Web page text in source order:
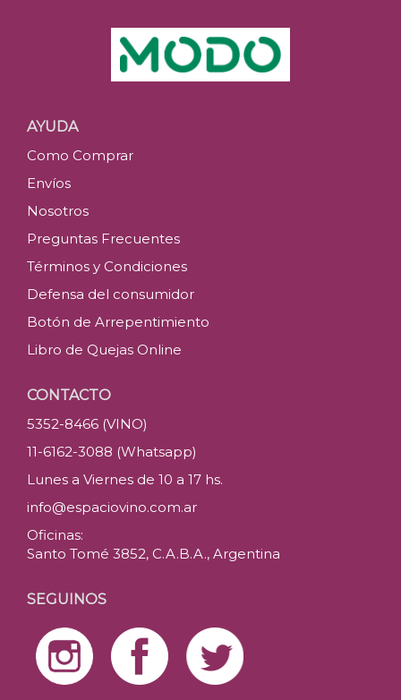
AYUDA
Como Comprar
Envíos
Nosotros
Preguntas Frecuentes
Términos y Condiciones
Defensa del consumidor
Botón de Arrepentimiento
Libro de Quejas Online
CONTACTO
5352-8466 (VINO)
11-6162-3088 (Whatsapp)
Lunes a Viernes de 10 a 17 hs.
info@espaciovino.com.ar
Oficinas:
Santo Tomé 3852, C.A.B.A., Argentina
SEGUINOS